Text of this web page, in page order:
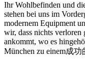
Ihr Wohlbefinden und
stehen bei uns im
modernem Equipment
wir, dass nichts verloren
ankommt, wo es
München zu einem成功